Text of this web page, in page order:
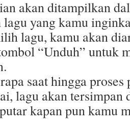
akan ditampilkan
yang kamu
lagu, kamu akan
“Unduh” untuk
saat hingga proses
lagu akan tersimpan
kapan pun kamu